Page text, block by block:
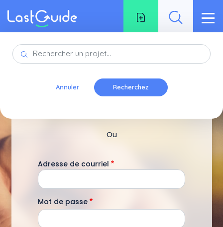
Annuler
Ou
Adresse de courriel
Mot de passe